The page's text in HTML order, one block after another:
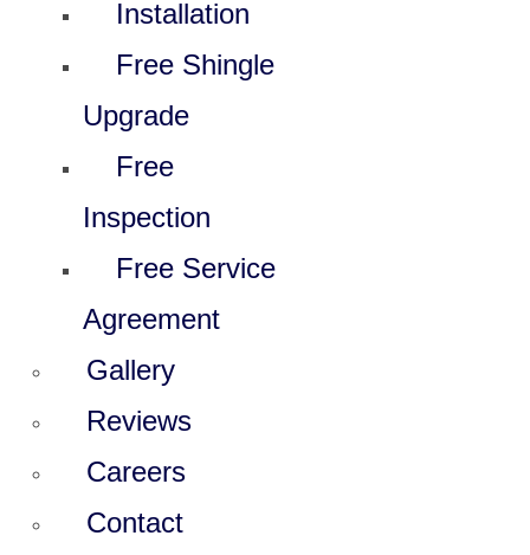
Installation
Free Shingle
Upgrade
Free
Inspection
Free Service
Agreement
Gallery
Reviews
Careers
Contact